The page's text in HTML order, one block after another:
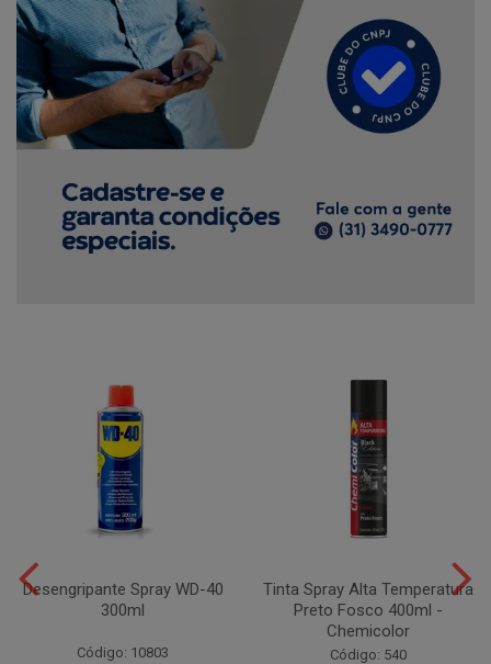
Desengripante Spray WD-40
300ml
Código: 10803
Tinta Spray Alta Temperatura
Preto Fosco 400ml -
Chemicolor
Código: 540